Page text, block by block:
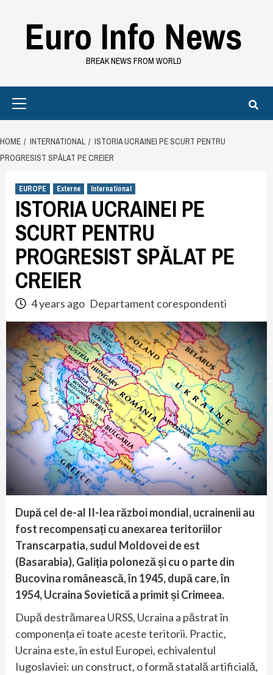
contentEuro Info News
BREAK NEWS FROM WORLD
HOME INTERNATIONAL
ISTORIA UCRAINEI PE SCURT PENTRU
PROGRESIST SPĂLAT PE CREIER
EUROPE Externe International
ISTORIA UCRAINEI PE
SCURT PENTRU
PROGRESIST SPĂLAT PE
CREIER
4 years ago Departament corespondenti
După cel de-al II-lea război mondial, ucrainenii au
fost recompensați cu anexarea teritoriilor
Transcarpatia, sudul Moldovei de est
(Basarabia), Galiția poloneză și cu o parte din
Bucovina românească, în 1945, după care, în
1954, Ucraina Sovietică a primit și Crimeea.
După destrămarea URSS, Ucraina a păstrat în
componența ei toate aceste teritorii. Practic,
Ucraina este, în estul Europei, echivalentul
Iugoslaviei: un construct, o formă statală artificială,